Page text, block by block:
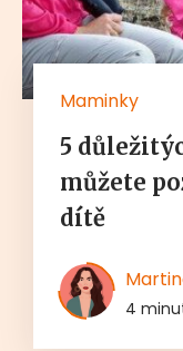
Maminky
5
můžete
dítě
4